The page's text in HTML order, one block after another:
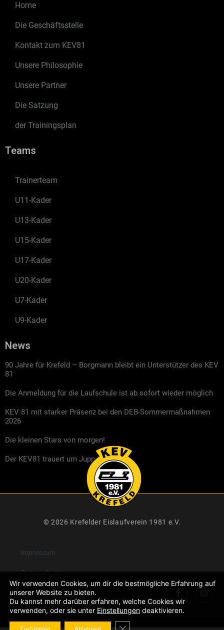
Home
Die Geschäftsstelle
Kontakt zum KEV81
Unsere Philosophie
Unsere Partner
Die Satzung
der Trainingsplan
Teams
Trainerteam
U11-Kader
U13-Kader
U15-Kader
U17-Kader
U20-Kader
U7-Kader
U9-Kader
News
90 Jahre für Krefeld – Borgmann bleibt ein Unterstützer des KEV
81
Die Anmeldung für die Laufschule ist ab sofort wieder möglich
KEV 81 mit starker Präsenz bei den DEB-Sommermaßnahmen
2026
Die kleinen Stars von morgen!
Der KEV81 trauert um Jupp Kompalla
© 2026 Krefelder Eislaufverein 1981 e.V.
Impressum
Datenschutz
Wir verwenden Cookies, um dir die bestmögliche Erfahrung auf
unserer Website zu bieten.
Du kannst mehr darüber erfahren, welche Cookies wir
verwenden, oder sie unter Einstellungen deaktivieren.
GDPR Cookie-Banner schließen